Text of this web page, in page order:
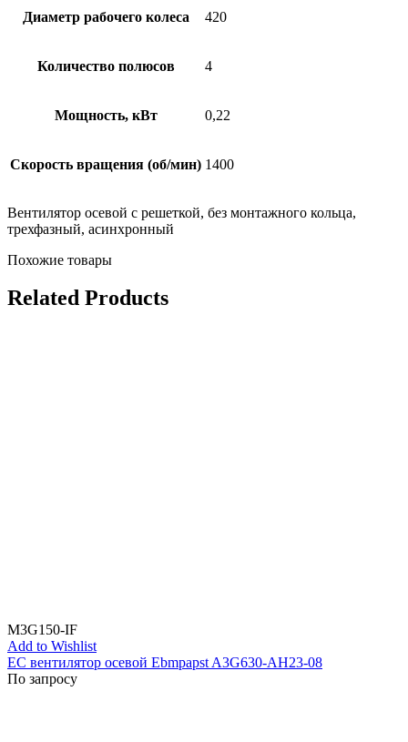
Диаметр рабочего колеса 420
Количество полюсов 4
Мощность, кВт 0,22
Скорость вращения (об/мин) 1400
Вентилятор осевой с решеткой, без монтажного кольца,
трехфазный, асинхронный
Похожие товары
Related Products
M3G150-IF
Add to Wishlist
EC вентилятор осевой Ebmpapst A3G630-AH23-08
По запросу